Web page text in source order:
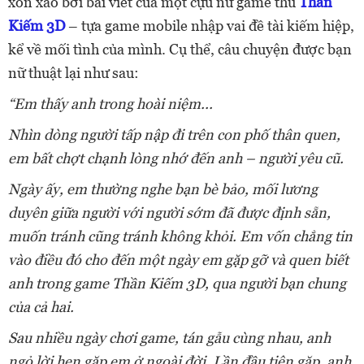
Kiếm 3D– tựa game mobile nhập vai đề tài kiếm hiệp,
kể về mối tình của mình. Cụ thể, câu chuyện được bạn
nữ thuật lại như sau:
“Em thấy anh trong hoài niệm...
Nhìn dòng người tấp nập đi trên con phố thân quen,
em bất chợt chạnh lòng nhớ đến anh – người yêu cũ.
Ngày ấy, em thường nghe bạn bè bảo, mối lương
duyên giữa người với người sớm đã được định sẵn,
muốn tránh cũng tránh không khỏi. Em vốn chẳng tin
vào điều đó cho đến một ngày em gặp gỡ và quen biết
anh trong game Thần Kiếm 3D, qua người bạn chung
của cả hai.
Sau nhiều ngày chơi game, tán gẫu cùng nhau, anh